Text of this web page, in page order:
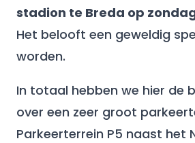
stadion te Breda op
Het belooft een geweldig
worden.
In totaal hebben we hier de
over een zeer groot
Parkeerterrein P5 naast het